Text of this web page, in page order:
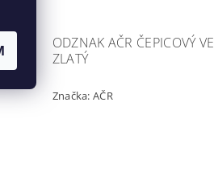
ODZNAK AČR ČEPICOVÝ
ZLATÝ
Značka:AČR